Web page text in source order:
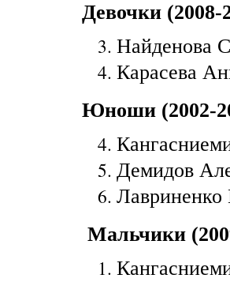
Девочки (2008-
Найденова
Карасева
Юноши (2002-
Демидов
Мальчики